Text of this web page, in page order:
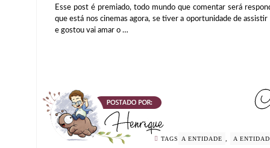
Esse post é premiado, todo mundo que comentar será
que está nos cinemas agora, se tiver a oportunidade de
e gostou vai amar o …
TAGS A ENTIDADE , A